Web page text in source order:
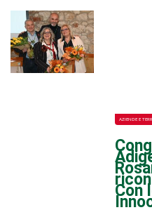
AZIENDE E
Con